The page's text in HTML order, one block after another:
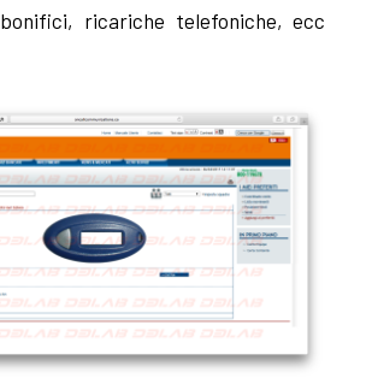
ricariche telefoniche, ecc